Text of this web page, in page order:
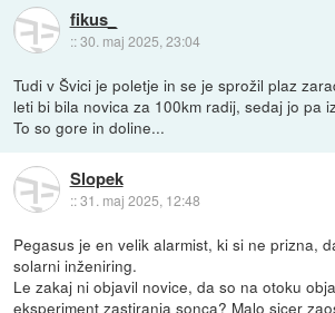
fikus_
::30. maj 2025, 23:04
Tudi v Švici je poletje in se je sprožil plaz
leti bi bila novica za 100km radij, sedaj jo pa
To so gore in doline...
Slopek
::31. maj 2025, 12:48
Pegasus je en velik alarmist, ki si ne prizna,
solarni inženiring.
Le zakaj ni objavil novice, da so na otoku
eksperiment zastiranja sonca? Malo sicer